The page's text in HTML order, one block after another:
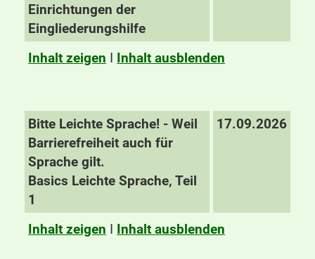
Einrichtungen der
Eingliederungshilfe
Inhalt zeigen I Inhalt ausblenden
Bitte Leichte Sprache! - Weil
Barrierefreiheit auch für
Sprache gilt.
Basics Leichte Sprache, Teil
1
17.09.2026
Inhalt zeigen I Inhalt ausblenden